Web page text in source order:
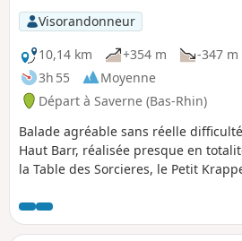
Visorandonneur
10,14 km
+354 m
-347 m
3h 55
Moyenne
Départ à Saverne (Bas-Rhin)
Balade agréable sans réelle
Haut Barr, réalisée presque en
la Table des Sorcieres, le Petit
et le Grand Geroldseck, le
Barr.